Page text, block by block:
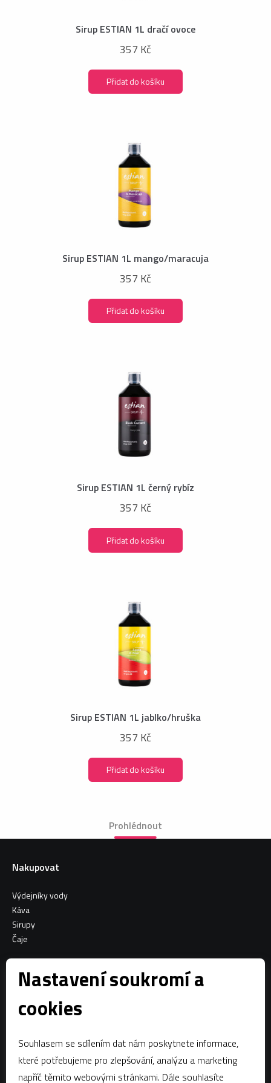
Nastavení soukromí a
cookies
Souhlasem se sdílením dat nám poskytnete informace,
které potřebujeme pro zlepšování, analýzu a marketing
napříč těmito webovými stránkami. Dále souhlasíte
Sirup ESTIAN 1L dračí ovoce
357 Kč
Přidat do košíku
Sirup ESTIAN 1L mango/maracuja
357 Kč
Přidat do košíku
Sirup ESTIAN 1L černý rybíz
357 Kč
Přidat do košíku
Sirup ESTIAN 1L jablko/hruška
357 Kč
Přidat do košíku
Prohlédnout
Nakupovat
Výdejníky vody
Káva
Sirupy
Čaje
Facebook
Kontaktujte nás